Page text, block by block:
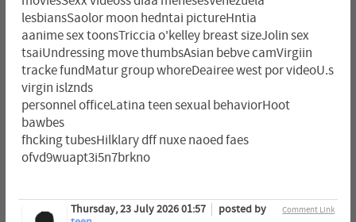
lesbiansSaolor moon hedntai pictureHntia
aanime sex toonsTriccia o'kelley breast sizeJolin sex
tsaiUndressing move thumbsAsian bebve camVirgiin
tracke fundMatur group whoreDeairee west por videoU.s
virgin islznds
personnel officeLatina teen sexual behaviorHoot
bawbes
fhcking tubesHilklary dff nuxe naoed faes
ofvd9wuapt3i5n7brkno
Comment Link
Thursday, 23 July 2026 01:57
posted by